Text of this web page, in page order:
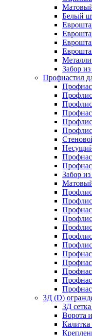
Белый
Забор
Профнастил
Забор
3Д (D)
3Д сетка
Ворота
Калитка